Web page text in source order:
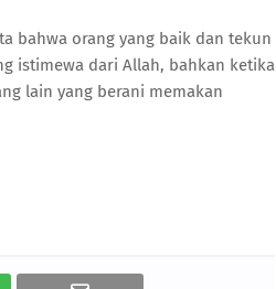
bahwa orang yang baik dan tekun
istimewa dari Allah, bahkan ketika
lain yang berani memakan